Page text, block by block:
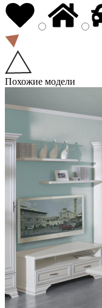
Похожие модели